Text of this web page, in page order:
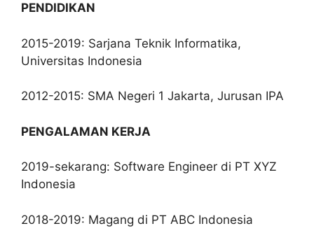
PENDIDIKAN
2015-2019: Sarjana Teknik Informatika,
Universitas Indonesia
2012-2015: SMA Negeri 1 Jakarta, Jurusan IPA
PENGALAMAN KERJA
2019-sekarang: Software Engineer di PT XYZ
Indonesia
2018-2019: Magang di PT ABC Indonesia